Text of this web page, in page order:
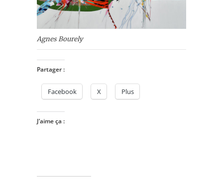
Agnes Bourely
Partager :
Facebook X Plus
J’aime ça :